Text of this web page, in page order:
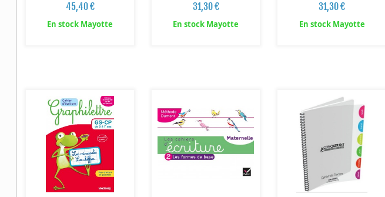
45,40 €
En stock Mayotte
31,30 €
En stock Mayotte
31,30 €
En stock Mayotte